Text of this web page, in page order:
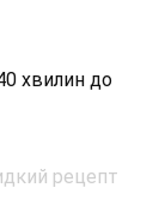
хвилин до